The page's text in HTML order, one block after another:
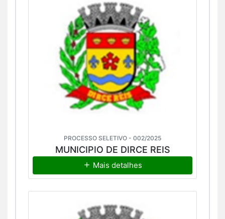
PROCESSO SELETIVO - 002/2025
MUNICIPIO DE DIRCE REIS
Mais detalhes